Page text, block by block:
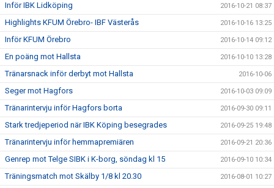
Inför IBK Lidköping 2016-10-21 08:37
Highlights KFUM Örebro- IBF Västerås 2016-10-16 13:25
Inför KFUM Örebro 2016-10-14 09:12
En poäng mot Hallsta 2016-10-10 13:28
Tränarsnack inför derbyt mot Hallsta 2016-10-06
Seger mot Hagfors 2016-10-03 09:09
Tränarintervju inför Hagfors borta 2016-09-30 09:11
Stark tredjeperiod när IBK Köping besegrades 2016-09-25 19:48
Tränarintervju inför hemmapremiären 2016-09-21 20:36
Genrep mot Telge SIBK i K-borg, söndag kl 15 2016-09-10 10:34
Träningsmatch mot Skälby 1/8 kl 20.30 2016-08-01 10:27